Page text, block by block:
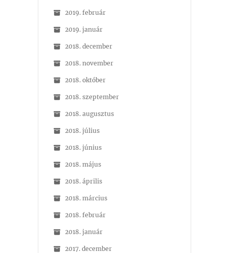
2019. február
2019. január
2018. december
2018. november
2018. október
2018. szeptember
2018. augusztus
2018. július
2018. június
2018. május
2018. április
2018. március
2018. február
2018. január
2017. december